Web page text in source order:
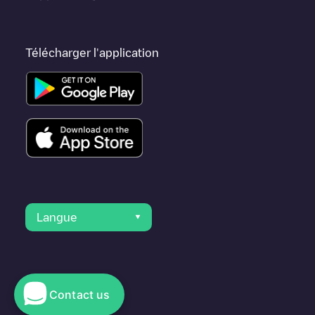
Télécharger l'application
Langue
© 2023 Electromaps
Contact us